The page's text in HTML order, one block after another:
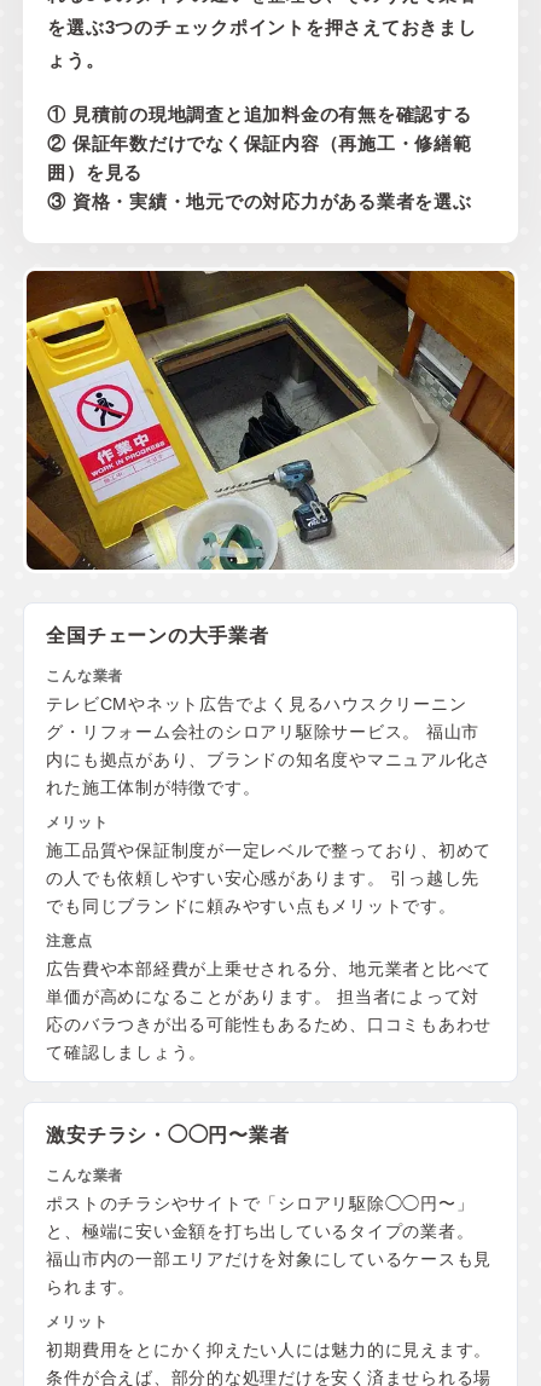
を選ぶ3つのチェックポイントを押さえておきまし
ょう。
① 見積前の現地調査と追加料金の有無を確認する
② 保証年数だけでなく保証内容（再施工・修繕範
囲）を見る
③ 資格・実績・地元での対応力がある業者を選ぶ
全国チェーンの大手業者
テレビCMやネット広告でよく見るハウスクリーニン
グ・リフォーム会社のシロアリ駆除サービス。 福山市
内にも拠点があり、ブランドの知名度やマニュアル化さ
れた施工体制が特徴です。
施工品質や保証制度が一定レベルで整っており、初めて
の人でも依頼しやすい安心感があります。 引っ越し先
でも同じブランドに頼みやすい点もメリットです。
広告費や本部経費が上乗せされる分、地元業者と比べて
単価が高めになることがあります。 担当者によって対
応のバラつきが出る可能性もあるため、口コミもあわせ
て確認しましょう。
激安チラシ・◯◯円〜業者
ポストのチラシやサイトで「シロアリ駆除◯◯円〜」
と、極端に安い金額を打ち出しているタイプの業者。
福山市内の一部エリアだけを対象にしているケースも見
られます。
初期費用をとにかく抑えたい人には魅力的に見えます。
条件が合えば、部分的な処理だけを安く済ませられる場